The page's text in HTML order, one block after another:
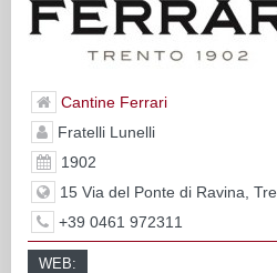
Cantine Ferrari
Fratelli Lunelli
1902
15 Via del Ponte di Ravina,
+39 0461 972311
WEB: